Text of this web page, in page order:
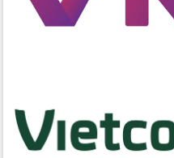
Tập huấn nâng cao năng lực triển khai
chuyển đổi số cho cán bộ, công chức
Đẩy mạnh cải cách hành chính, quyết
tâm đạt được mục tiêu tăng trưởng
hai con số trong năm 2026